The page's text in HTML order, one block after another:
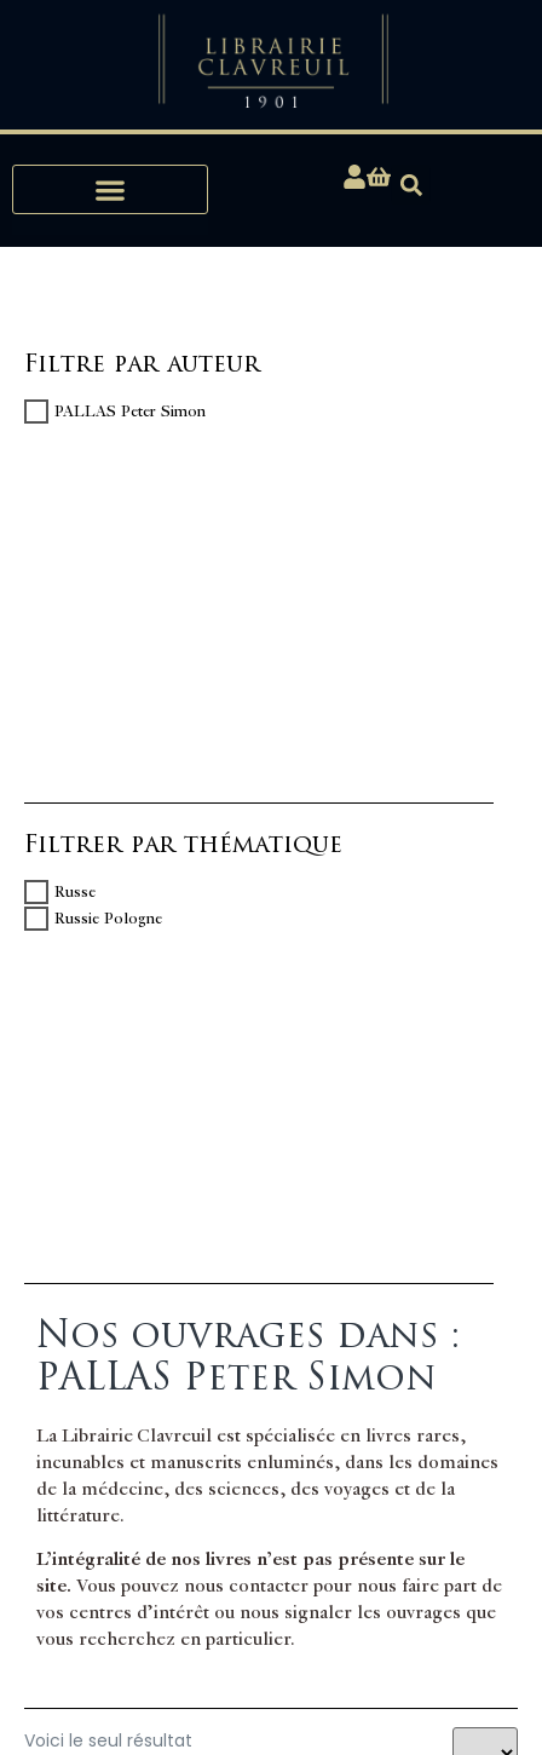
Filtre par auteur
PALLAS Peter Simon
Filtrer par thématique
Russe
Russie Pologne
Nos ouvrages dans :
PALLAS Peter Simon
La Librairie Clavreuil est spécialisée en livres rares,
incunables et manuscrits enluminés, dans les domaines
de la médecine, des sciences, des voyages et de la
littérature.
L’intégralité de nos livres n’est pas présente sur le
site. Vous pouvez nous contacter pour nous faire part de
vos centres d’intérêt ou nous signaler les ouvrages que
vous recherchez en particulier.
Voici le seul résultat